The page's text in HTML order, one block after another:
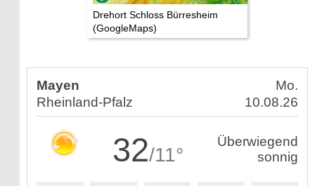
Drehort Schloss Bürresheim
(GoogleMaps)